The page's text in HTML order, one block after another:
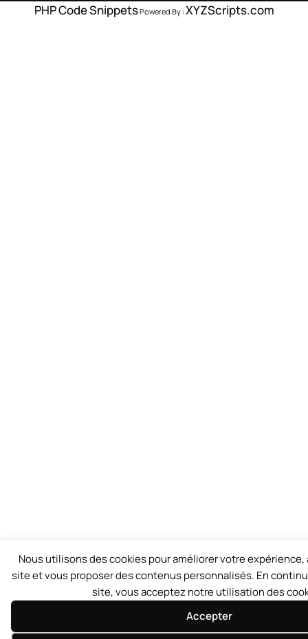
Nous utilisons des cookies pour améliorer votre expérience,
site et vous proposer des contenus personnalisés. En
site, vous acceptez notre utilisation des
Accepter
PHP Code SnippetsPowered By :XYZScripts.com